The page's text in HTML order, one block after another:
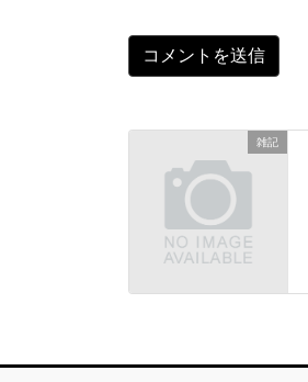
雑記